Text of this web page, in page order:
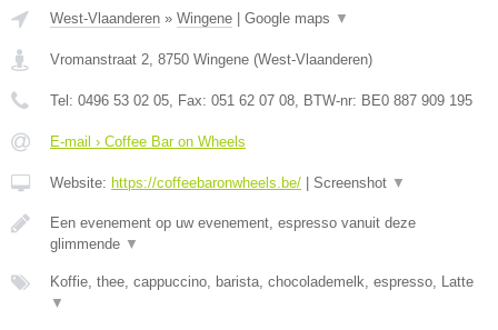
West-Vlaanderen » Wingene | Google maps ▼
Vromanstraat 2 8750 Wingene (West-Vlaanderen)
Tel: 0496 53 02 05 , Fax: 051 62 07 08 , BTW-nr: BE0 887 909 195
E-mail › Coffee Bar on Wheels
Website: https://coffeebaronwheels.be/ | Screenshot ▼
Een evenement op uw evenement, espresso vanuit deze
glimmende ▼
Koffie, thee, cappuccino, barista, chocolademelk, espresso, Latte
▼